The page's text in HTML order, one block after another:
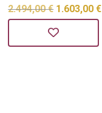
2.494,00€ Izvorna
cijena
bila
1.603,00€